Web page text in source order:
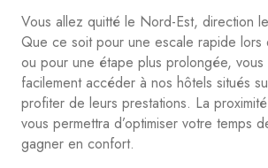
Vous allez quitté le Nord-Est, direction
Que ce soit pour une escale rapide lors
ou pour une étape plus prolongée, vous
facilement accéder à nos hôtels situés
profiter de leurs prestations. La
vous permettra d’optimiser votre temps
gagner en confort.